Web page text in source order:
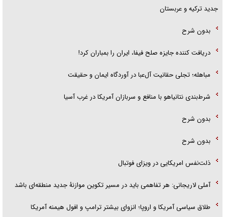
جدید ترکیه و عربستان
بدون شرح
دریافت کننده جایزه صلح فیفا، ایران را بمباران کرد!
مباهله؛ تجلی حقانیت آل‌عبا در آوردگاه ایمان و حقیقت
شرط‌بندی نتانیاهو با منافع و سربازان آمریکا در غرب آسیا
بدون شرح
بدون شرح
ذلت‌نفس امریکایی در ویزای فوتبال
آملی لاریجانی: هر تفاهمی باید در مسیر تکوین موازنۀ جدید منطقه‌ای باشد
طلاق سیاسی آمریکا و اروپا؛ انزوای بیشتر ترامپ و افول هیمنه آمریکا